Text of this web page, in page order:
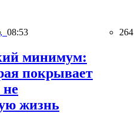
08:53 264
минимум:
покрывает
жизнь